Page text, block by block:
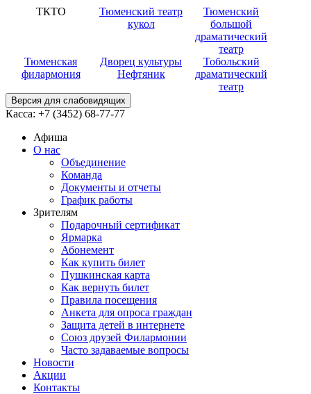
ТКТО
Тюменский театр
кукол
Тюменский
большой
драматический
театр
Тюменская
филармония
Дворец культуры
Нефтяник
Тобольский
драматический
театр
Версия для слабовидящих
Касса: +7 (3452) 68-77-77
Афиша
О нас
Объединение
Команда
Документы и отчеты
График работы
Зрителям
Подарочный сертификат
Ярмарка
Абонемент
Как купить билет
Пушкинская карта
Как вернуть билет
Правила посещения
Анкета для опроса граждан
Защита детей в интернете
Союз друзей Филармонии
Часто задаваемые вопросы
Новости
Акции
Контакты